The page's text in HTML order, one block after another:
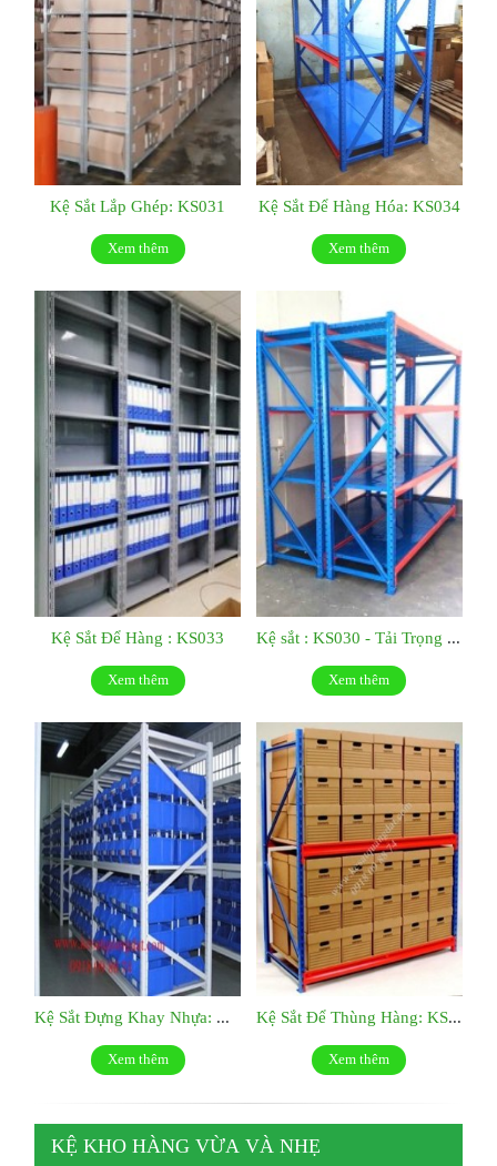
Kệ Sắt Lắp Ghép: KS031
Xem thêm
Kệ Sắt Để Hàng Hóa: KS034
Xem thêm
Kệ Sắt Để Hàng : KS033
Xem thêm
Kệ sắt : KS030 - Tải Trọng 500kg/tầng
Xem thêm
Kệ Sắt Đựng Khay Nhựa: KS029
Xem thêm
Kệ Sắt Để Thùng Hàng: KS028
Xem thêm
KỆ KHO HÀNG VỪA VÀ NHẸ